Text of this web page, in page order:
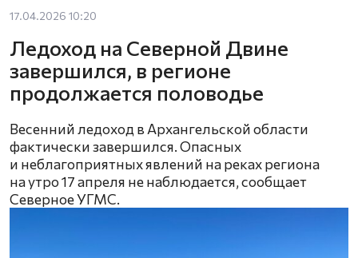
17.04.2026 10:20
Ледоход на Северной Двине
завершился, в регионе
продолжается половодье
Весенний ледоход в Архангельской области
фактически завершился. Опасных
и неблагоприятных явлений на реках региона
на утро 17 апреля не наблюдается, сообщает
Северное УГМС.